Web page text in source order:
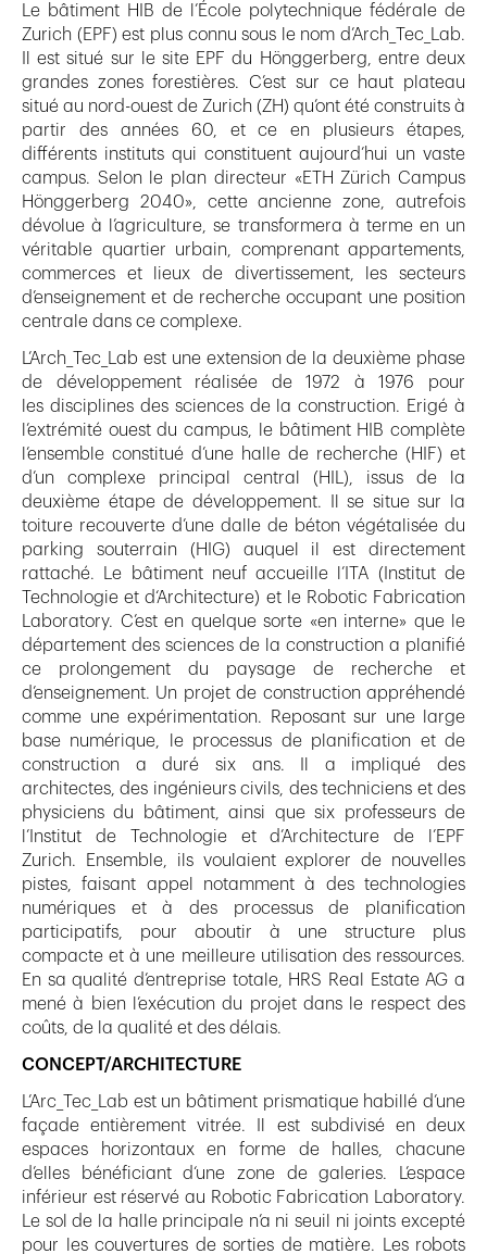
Le bâtiment HIB de l’École polytechnique fédérale de
Zurich (EPF) est plus connu sous le nom d’Arch_Tec_Lab.
Il est situé sur le site EPF du Hönggerberg, entre deux
grandes zones forestières. C’est sur ce haut plateau
situé au nord-ouest de Zurich (ZH) qu’ont été construits à
partir des années 60, et ce en plusieurs étapes,
différents instituts qui constituent aujourd’hui un vaste
campus. Selon le plan directeur «ETH Zürich Campus
Hönggerberg 2040», cette ancienne zone, autrefois
dévolue à l’agriculture, se transformera à terme en un
véritable quartier urbain, comprenant appartements,
commerces et lieux de divertissement, les secteurs
d’enseignement et de recherche occupant une position
centrale dans ce complexe.
L’Arch_Tec_Lab est une extension de la deuxième phase
de développement réalisée de 1972 à 1976 pour
les disciplines des sciences de la construction. Erigé à
l’extrémité ouest du campus, le bâtiment HIB complète
l’ensemble constitué d’une halle de recherche (HIF) et
d’un complexe principal central (HIL), issus de la
deuxième étape de développement. Il se situe sur la
toiture recouverte d’une dalle de béton végétalisée du
parking souterrain (HIG) auquel il est directement
rattaché. Le bâtiment neuf accueille l’ITA (Institut de
Technologie et d‘Architecture) et le Robotic Fabrication
Laboratory. C’est en quelque sorte «en interne» que le
département des sciences de la construction a planifié
ce prolongement du paysage de recherche et
d’enseignement. Un projet de construction appréhendé
comme une expérimentation. Reposant sur une large
base numérique, le processus de planification et de
construction a duré six ans. Il a impliqué des
architectes, des ingénieurs civils, des techniciens et des
physiciens du bâtiment, ainsi que six professeurs de
l’Institut de Technologie et d’Architecture de l’EPF
Zurich. Ensemble, ils voulaient explorer de nouvelles
pistes, faisant appel notamment à des technologies
numériques et à des processus de planification
participatifs, pour aboutir à une structure plus
compacte et à une meilleure utilisation des ressources.
En sa qualité d’entreprise totale, HRS Real Estate AG a
mené à bien l’exécution du projet dans le respect des
coûts, de la qualité et des délais.
CONCEPT/ARCHITECTURE
L’Arc_Tec_Lab est un bâtiment prismatique habillé d’une
façade entièrement vitrée. Il est subdivisé en deux
espaces horizontaux en forme de halles, chacune
d’elles bénéficiant d‘une zone de galeries. L’espace
inférieur est réservé au Robotic Fabrication Laboratory.
Le sol de la halle principale n’a ni seuil ni joints excepté
pour les couvertures de sorties de matière. Les robots